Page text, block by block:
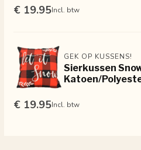
€ 19.95Incl. btw
GEK OP KUSSENS!
Sierkussen
Katoen/
€ 19.95Incl. btw